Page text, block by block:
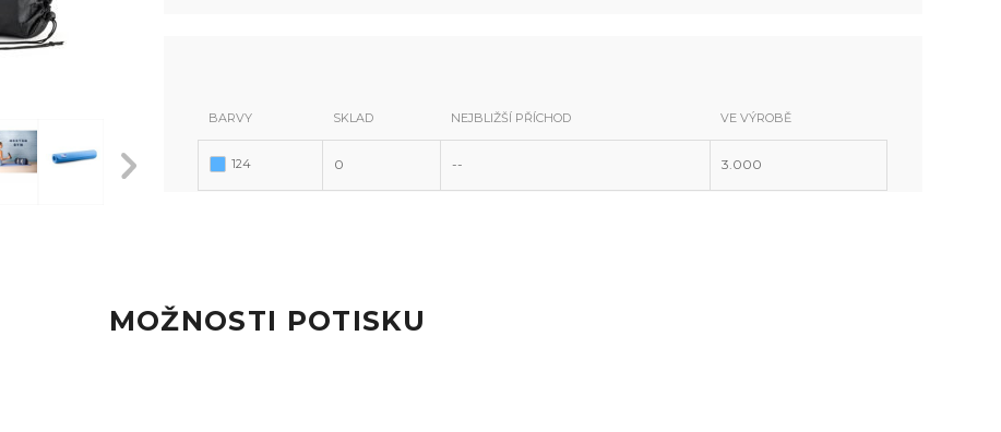
124 124 124 124
BARVY SKLAD NEJBLIŽŠÍ PŘÍCHOD VE VÝROBĚ
124 0 -- 3.000
MOŽNOSTI POTISKU